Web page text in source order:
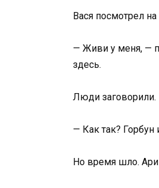
Вася посмотрел
— Живи у меня, —
здесь.
Люди заговорили.
— Как так?
Но время шло.